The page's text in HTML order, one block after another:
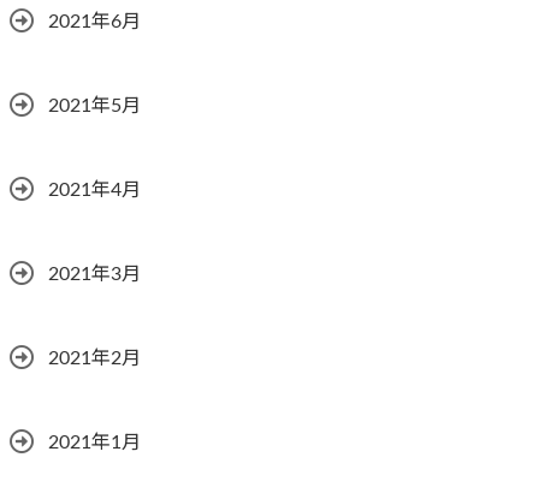
2021年6月
2021年5月
2021年4月
2021年3月
2021年2月
2021年1月